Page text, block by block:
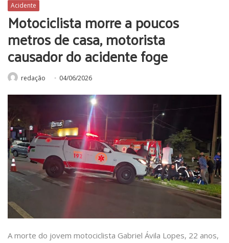
Acidente
Motociclista morre a poucos
metros de casa, motorista
causador do acidente foge
redação 04/06/2026
A morte do jovem motociclista Gabriel Ávila Lopes, 22 anos,